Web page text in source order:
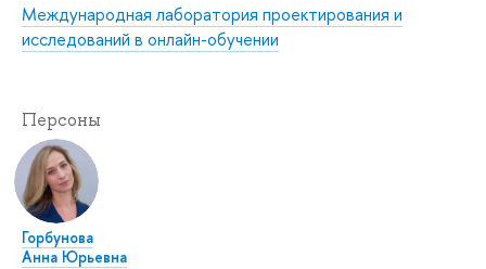
Международная лаборатория проектирования и
исследований в онлайн-обучении
Персоны
Горбунова
Анна Юрьевна